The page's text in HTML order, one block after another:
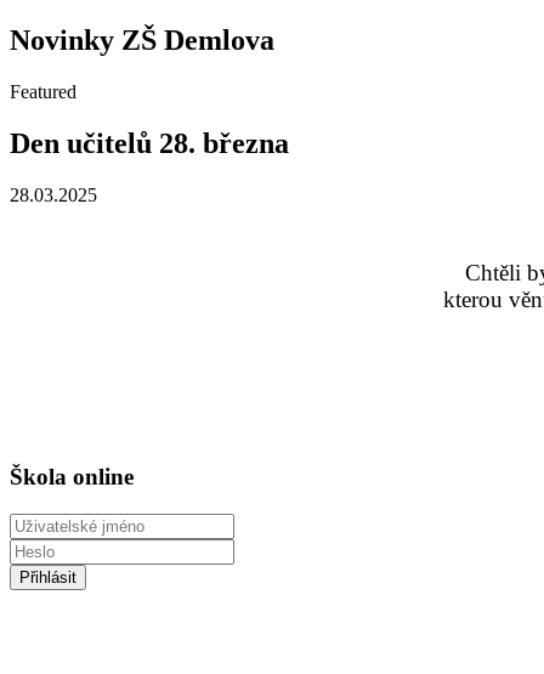
Novinky ZŠ Demlova
Featured
Den učitelů 28. března
28.03.2025
Chtěli
kterou
Škola online